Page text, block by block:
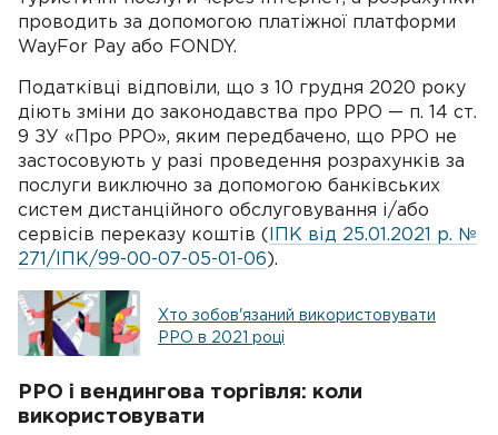
проводить за допомогою платіжної платформи
WayFor Pay або FONDY.
Податківці відповіли, що з 10 грудня 2020 року
діють зміни до законодавства про РРО — п. 14 ст.
9 ЗУ «Про РРО», яким передбачено, що РРО не
застосовують у разі проведення розрахунків за
послуги виключно за допомогою банківських
систем дистанційного обслуговування і/або
сервісів переказу коштів (
ІПК від 25.01.2021 р. №
271/ІПК/99-00-07-05-01-06 ).
Хто зобов'язаний використовувати
РРО в 2021 році
РРО і вендингова торгівля: коли
використовувати